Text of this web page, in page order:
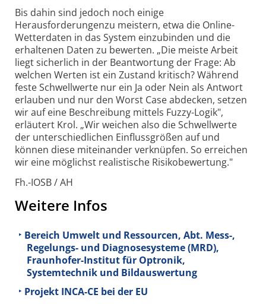
Bis dahin sind jedoch noch einige
Herausforderungenzu meistern, etwa die Online-
Wetterdaten in das System einzubinden und die
erhaltenen Daten zu bewerten. „Die meiste Arbeit
liegt sicherlich in der Beantwortung der Frage: Ab
welchen Werten ist ein Zustand kritisch? Während
feste Schwellwerte nur ein Ja oder Nein als Antwort
erlauben und nur den Worst Case abdecken, setzen
wir auf eine Beschreibung mittels Fuzzy-Logik",
erläutert Krol. „Wir weichen also die Schwellwerte
der unterschiedlichen Einflussgrößen auf und
können diese miteinander verknüpfen. So erreichen
wir eine möglichst realistische Risikobewertung."
Fh.-IOSB / AH
Weitere Infos
Bereich Umwelt und Ressourcen, Abt. Mess-,
Regelungs- und Diagnosesysteme (MRD),
Fraunhofer-Institut für Optronik,
Systemtechnik und Bildauswertung
Projekt INCA-CE bei der EU